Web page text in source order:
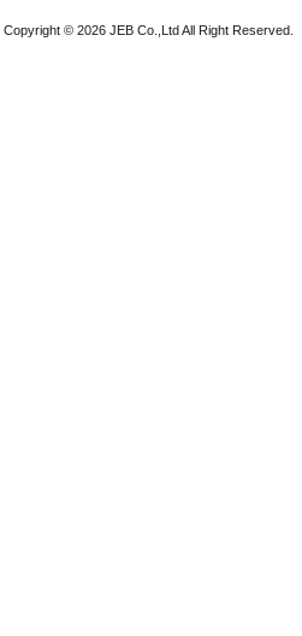
Copyright © 2026 JEB Co.,Ltd All Right Reserved.